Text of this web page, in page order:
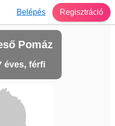
Belépés Regisztráció
Pomáz
éves, férfi